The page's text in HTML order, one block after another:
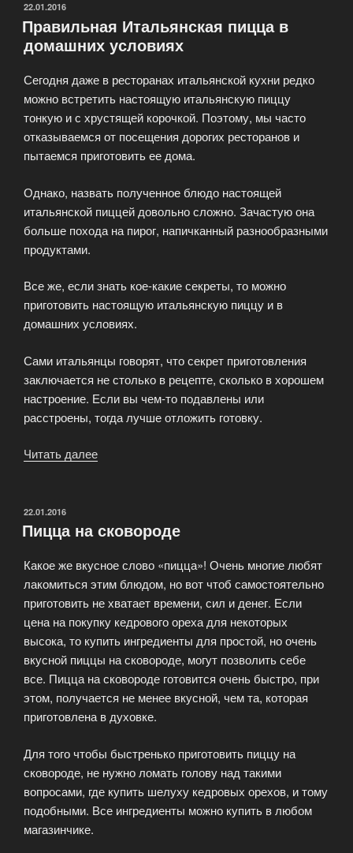
ОПУБЛИКОВАНО
22.01.2016
Правильная Итальянская пицца в
домашних условиях
Сегодня даже в ресторанах итальянской кухни редко
можно встретить настоящую итальянскую пиццу
тонкую и с хрустящей корочкой. Поэтому, мы часто
отказываемся от посещения дорогих ресторанов и
пытаемся приготовить ее дома.
Однако, назвать полученное блюдо настоящей
итальянской пиццей довольно сложно. Зачастую она
больше похода на пирог, напичканный разнообразными
продуктами.
Все же, если знать кое-какие секреты, то можно
приготовить настоящую итальянскую пиццу и в
домашних условиях.
Сами итальянцы говорят, что секрет приготовления
заключается не столько в рецепте, сколько в хорошем
настроение. Если вы чем-то подавлены или
расстроены, тогда лучше отложить готовку.
Читать далее
домашних
ОПУБЛИКОВАНО
22.01.2016
Пицца на сковороде
Какое же вкусное слово «пицца»! Очень многие любят
лакомиться этим блюдом, но вот чтоб самостоятельно
приготовить не хватает времени, сил и денег. Если
цена на покупку кедрового ореха для некоторых
высока, то купить ингредиенты для простой, но очень
вкусной пиццы на сковороде, могут позволить себе
все. Пицца на сковороде готовится очень быстро, при
этом, получается не менее вкусной, чем та, которая
приготовлена в духовке.
Для того чтобы быстренько приготовить пиццу на
сковороде, не нужно ломать голову над такими
вопросами, где купить шелуху кедровых орехов, и тому
подобными. Все ингредиенты можно купить в любом
магазинчике.